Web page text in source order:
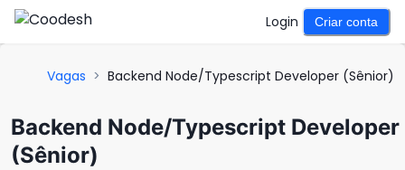
Login Criar conta
Vagas > Backend Node/Typescript Developer (Sênior)
Backend Node/Typescript Developer
(Sênior)